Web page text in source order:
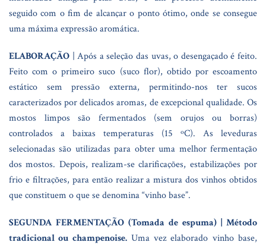
seguido com o fim de alcançar o ponto ótimo, onde se consegue
uma máxima expressão aromática.
ELABORAÇÃO | Após a seleção das uvas, o desengaçado é feito.
Feito com o primeiro suco (suco flor), obtido por escoamento
estático sem pressão externa, permitindo-nos ter sucos
caracterizados por delicados aromas, de excepcional qualidade. Os
mostos limpos são fermentados (sem orujos ou borras)
controlados a baixas temperaturas (15 ºC). As leveduras
selecionadas são utilizadas para obter uma melhor fermentação
dos mostos. Depois, realizam-se clarificações, estabilizações por
frio e filtrações, para então realizar a mistura dos vinhos obtidos
que constituem o que se denomina “vinho base”.
SEGUNDA FERMENTAÇÃO (Tomada de espuma) | Método
tradicional ou champenoise.Uma vez elaborado vinho base,